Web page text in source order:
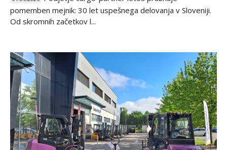
pomemben mejnik: 30 let uspešnega delovanja v Sloveniji.
Od skromnih začetkov l...